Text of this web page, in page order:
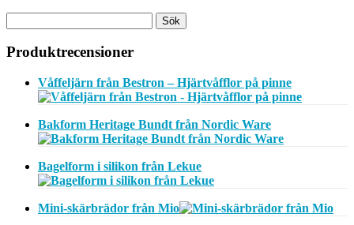
Produktrecensioner
Våffeljärn från Bestron – Hjärtvåfflor på pinne
Bakform Heritage Bundt från Nordic Ware
Bagelform i silikon från Lekue
Mini-skärbrädor från Mio